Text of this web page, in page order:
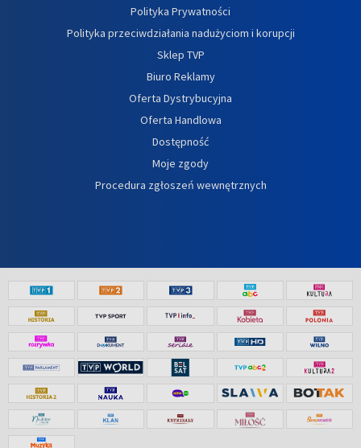
Polityka Prywatności
Polityka przeciwdziałania nadużyciom i korupcji
Sklep TVP
Biuro Reklamy
Oferta Dystrybucyjna
Oferta Handlowa
Dostępność
Moje zgody
Procedura zgłoszeń wewnętrznych